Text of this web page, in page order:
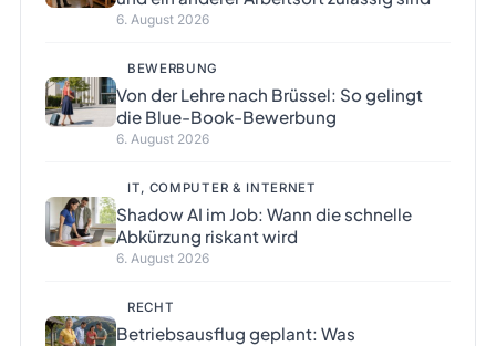
6. August 2026
BEWERBUNG
Von der Lehre nach Brüssel: So gelingt
die Blue-Book-Bewerbung
6. August 2026
IT, COMPUTER & INTERNET
Shadow AI im Job: Wann die schnelle
Abkürzung riskant wird
6. August 2026
RECHT
Betriebsausflug geplant: Was